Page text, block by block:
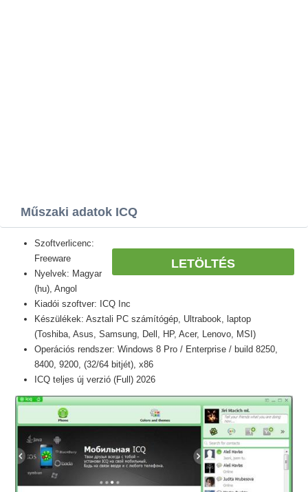
Műszaki adatok ICQ
LETÖLTÉS
Szoftverlicenc:
Freeware
Nyelvek: Magyar
(hu), Angol
Kiadói szoftver: ICQ Inc
Készülékek: Asztali PC számítógép, Ultrabook, laptop
(Toshiba, Asus, Samsung, Dell, HP, Acer, Lenovo, MSI)
Operációs rendszer: Windows 8 Pro / Enterprise / build 8250,
8400, 9200, (32/64 bitjét), x86
ICQ teljes új verzió (Full) 2026